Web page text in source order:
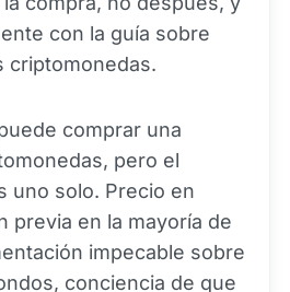
con la guía sobre
criptomonedas.
comprar una
pero el
uno solo. Precio en
previa en la mayoría de
impecable sobre
conciencia de que